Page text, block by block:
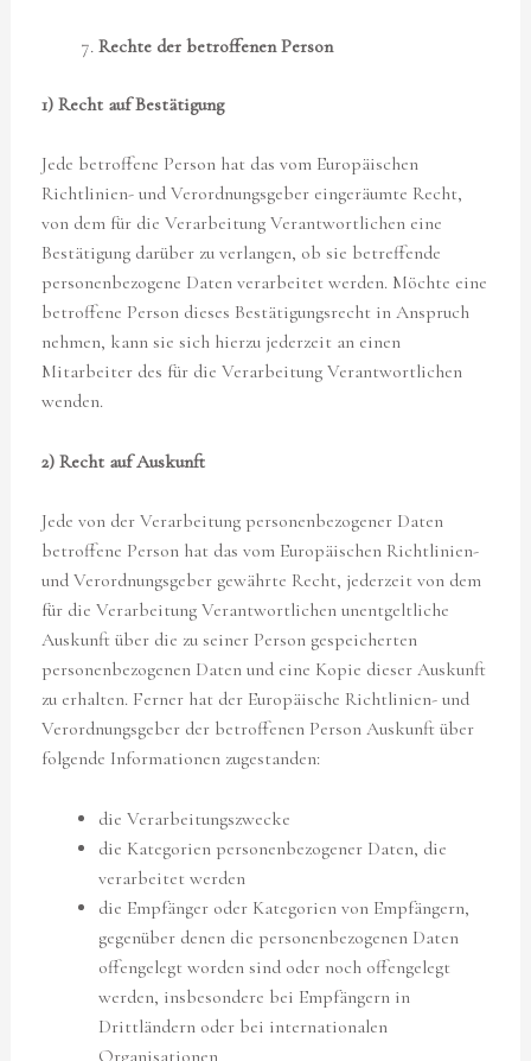
Rechte der betroffenen Person
1) Recht auf Bestätigung
Jede betroffene Person hat das vom Europäischen
Richtlinien- und Verordnungsgeber eingeräumte Recht,
von dem für die Verarbeitung Verantwortlichen eine
Bestätigung darüber zu verlangen, ob sie betreffende
personenbezogene Daten verarbeitet werden. Möchte eine
betroffene Person dieses Bestätigungsrecht in Anspruch
nehmen, kann sie sich hierzu jederzeit an einen
Mitarbeiter des für die Verarbeitung Verantwortlichen
wenden.
2) Recht auf Auskunft
Jede von der Verarbeitung personenbezogener Daten
betroffene Person hat das vom Europäischen Richtlinien-
und Verordnungsgeber gewährte Recht, jederzeit von dem
für die Verarbeitung Verantwortlichen unentgeltliche
Auskunft über die zu seiner Person gespeicherten
personenbezogenen Daten und eine Kopie dieser Auskunft
zu erhalten. Ferner hat der Europäische Richtlinien- und
Verordnungsgeber der betroffenen Person Auskunft über
folgende Informationen zugestanden:
die Verarbeitungszwecke
die Kategorien personenbezogener Daten, die
verarbeitet werden
die Empfänger oder Kategorien von Empfängern,
gegenüber denen die personenbezogenen Daten
offengelegt worden sind oder noch offengelegt
werden, insbesondere bei Empfängern in
Drittländern oder bei internationalen
Organisationen